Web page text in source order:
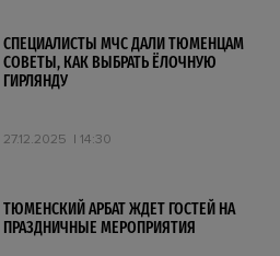
СПЕЦИАЛИСТЫ МЧС ДАЛИ ТЮМЕНЦАМ
СОВЕТЫ, КАК ВЫБРАТЬ ЁЛОЧНУЮ
ГИРЛЯНДУ
27.12.2025 14:30
ТЮМЕНСКИЙ АРБАТ ЖДЕТ ГОСТЕЙ НА
ПРАЗДНИЧНЫЕ МЕРОПРИЯТИЯ